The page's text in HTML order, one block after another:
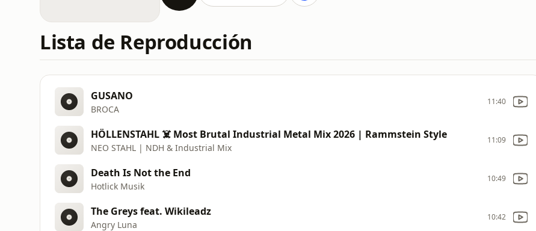
Lista de Reproducción
GUSANO
BROCA
11:40
HÖLLENSTAHL ☠️ Most Brutal Industrial Metal Mix 2026 | Rammstein Style
NEO STAHL | NDH & Industrial Mix
11:09
Death Is Not the End
Hotlick Musik
10:49
The Greys feat. Wikileadz
Angry Luna
10:42